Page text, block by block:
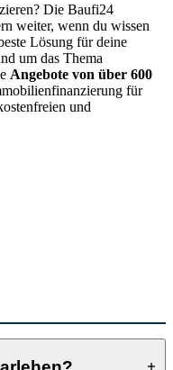
Die Baufi24
weiter, wenn du wissen
Lösung für deine
um das Thema
Angebote von über 600
für
und